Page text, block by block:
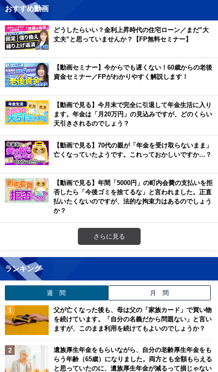
おすすめ動画
どうしたらいい？金利上昇時代の住宅ローン／まだ”大
丈夫”と思っていませんか？【FP無料セミナー】
【動画セミナー】今からでも遅くない！60歳からの老後
資金セミナー／FPがわかりやすく解説します！
【動画で見る】今月末で完全に引退して年金生活に入り
ます。年金は「月20万円」の見込みですが、どのくらい
天引きされるのでしょう？
【動画で見る】70代の親が「年金を受け取らないまま」
亡くなっていたようです。これっておかしいですか…？
【動画で見る】年間「5000円」の町内会費の支払いを拒
否したら「今後ゴミを捨てるな」と言われました。正直
払いたくないのですが、法的な拘束力はあるのでしょう
か？
さらに見る
ランキング
週 間 月 間
父が亡くなった後も、母は父の「家族カード」で買い物
を続けています。「自分の名義だから問題ない」と言い
ますが、このまま利用を続けてもよいのでしょうか？
遺族厚生年金をもらいながら、自分の老齢厚生年金をも
らう年齢（65歳）になりました。両方とも全額もらえる
と思っていたのに、遺族厚生年金が減るって損じゃない